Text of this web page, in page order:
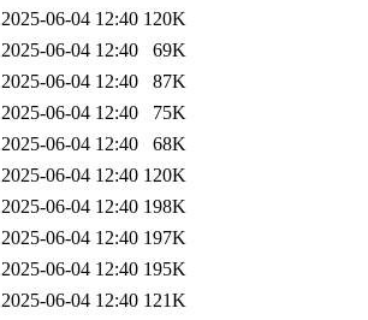
2025-06-04 12:40 120K
2025-06-04 12:40
69K
2025-06-04 12:40
87K
2025-06-04 12:40
75K
2025-06-04 12:40
68K
2025-06-04 12:40 120K
2025-06-04 12:40 198K
2025-06-04 12:40 197K
2025-06-04 12:40 195K
2025-06-04 12:40 121K